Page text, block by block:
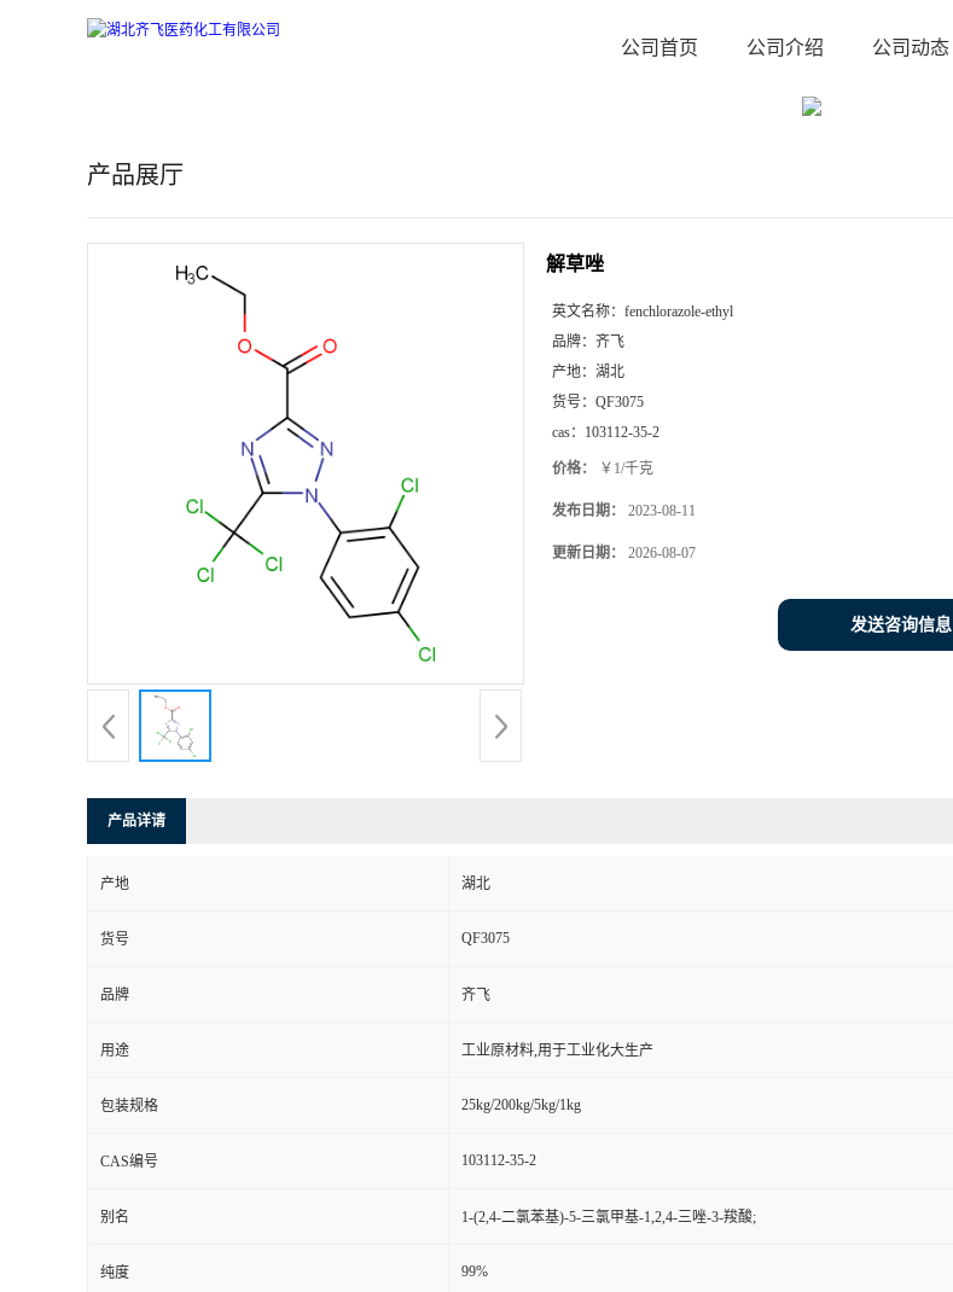
公司首页 公司介绍 公司动态
产品展厅
解草唑
英文名称： fenchlorazole-ethyl
品牌： 齐飞
产地： 湖北
货号： QF3075
cas： 103112-35-2
价格： ￥1/千克
发布日期： 2023-08-11
更新日期： 2026-08-07
发送咨询信息
产品详请
产地 湖北
货号 QF3075
品牌 齐飞
用途 工业原材料,用于工业化大生产
包装规格 25kg/200kg/5kg/1kg
CAS编号 103112-35-2
别名 1-(2,4-二氯苯基)-5-三氯甲基-1,2,4-三唑-3-羧酸;
纯度 99%